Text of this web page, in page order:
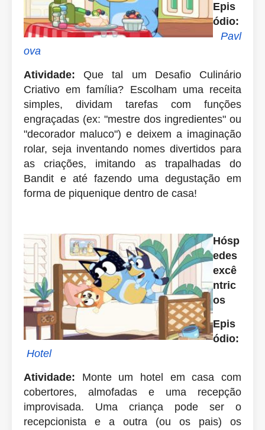
Epis
ódio:
Pavl
ova
Atividade: Que tal um Desafio Culinário
Criativo em família? Escolham uma receita
simples, dividam tarefas com funções
engraçadas (ex: "mestre dos ingredientes" ou
"decorador maluco") e deixem a imaginação
rolar, seja inventando nomes divertidos para
as criações, imitando as trapalhadas do
Bandit e até fazendo uma degustação em
forma de piquenique dentro de casa!
Hósp
edes
excê
ntric
os
Epis
ódio:
Hotel
Atividade: Monte um hotel em casa com
cobertores, almofadas e uma recepção
improvisada. Uma criança pode ser o
recepcionista e a outra (ou os pais) os